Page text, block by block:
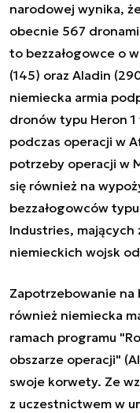
narodowej wynika,
obecnie 567
to bezzałogowce o
(145) oraz Aladin
niemiecka armia
dronów typu Heron
podczas operacji w
potrzeby operacji w
się również na
bezzałogowców
Industries, mających
niemieckich wojsk
Zapotrzebowanie na
również niemiecka
ramach programu
obszarze operacji"
swoje korwety. Ze
z uczestnictwem w